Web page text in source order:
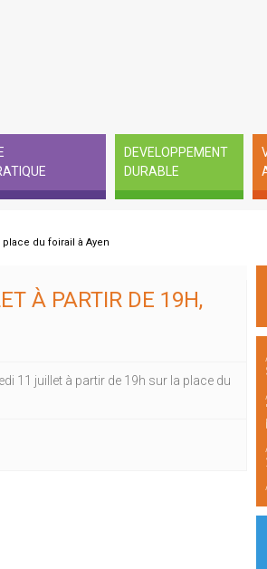
DEVELOPPEMENT
DURABLE
du foirail à Ayen
À PARTIR DE 19H,
11 juillet à partir de 19h sur la place du